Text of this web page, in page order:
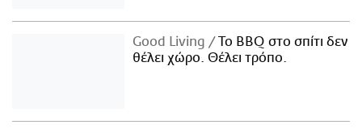
Good Living
Το BBQ στο σπίτι δεν
θέλει χώρο. Θέλει τρόπο.